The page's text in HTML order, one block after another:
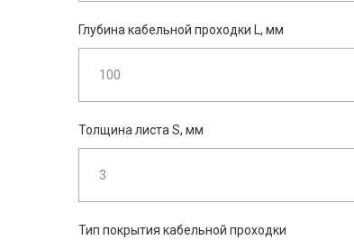
Глубина кабельной проходки L, мм
Толщина листа S, мм
Тип покрытия кабельной проходки